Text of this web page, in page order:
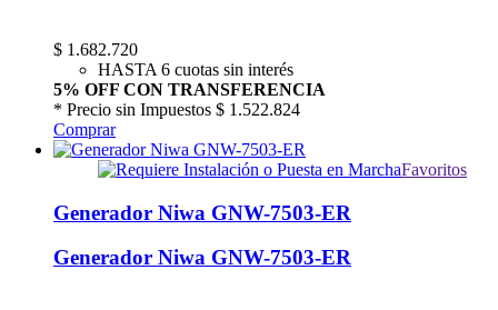
$ 1.682.720
HASTA 6 cuotas sin interés
5% OFF CON TRANSFERENCIA
* Precio sin Impuestos $ 1.522.824
Comprar
Favoritos
Generador Niwa GNW-7503-ER
Generador Niwa GNW-7503-ER